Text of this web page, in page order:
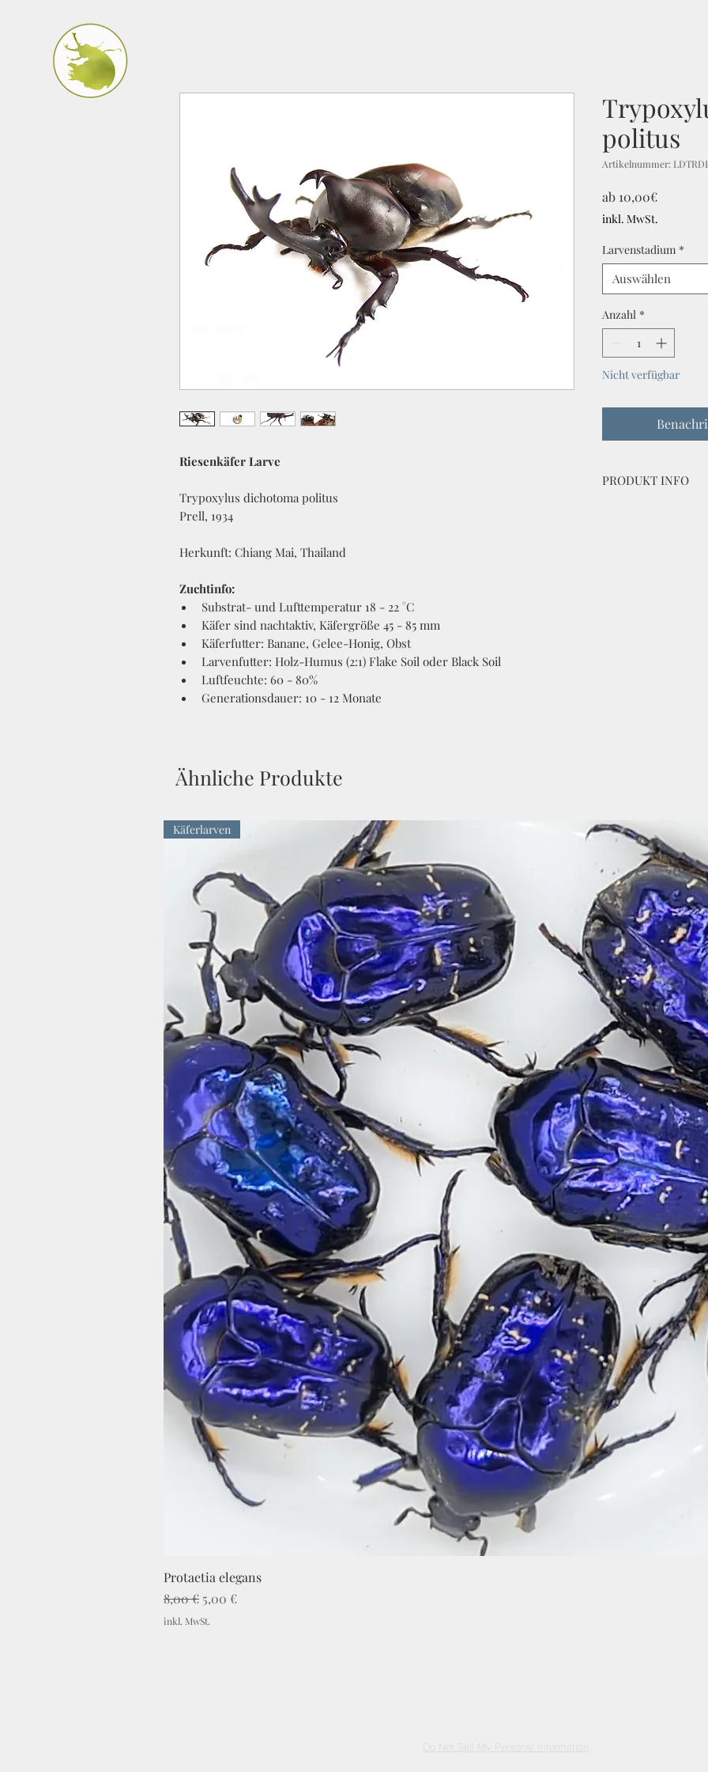
Riesenkäfer Larve
Trypoxylus dichotoma politus
Prell, 1934
Herkunft: Chiang Mai, Thailand
Zuchtinfo:
Substrat- und Lufttemperatur 18 - 22 °C
Käfer sind nachtaktiv, Käfergröße 45 - 85 mm
Käferfutter: Banane, Gelee-Honig, Obst
Larvenfutter: Holz-Humus (2:1) Flake Soil oder Black Soil
Luftfeuchte: 60 - 80%
Generationsdauer: 10 - 12 Monate
politus
Artikelnummer:
ab 10,00€Sale-
inkl. MwSt.
Larvenstadium *
Auswählen
Anzahl *
Nicht verfügbar
PRODUKT INFO
Ähnliche Produkte
Käferlarven
Protaetia elegans
Standardpreis
8,00 € Sale-Preis
5,00 €
inkl. MwSt.